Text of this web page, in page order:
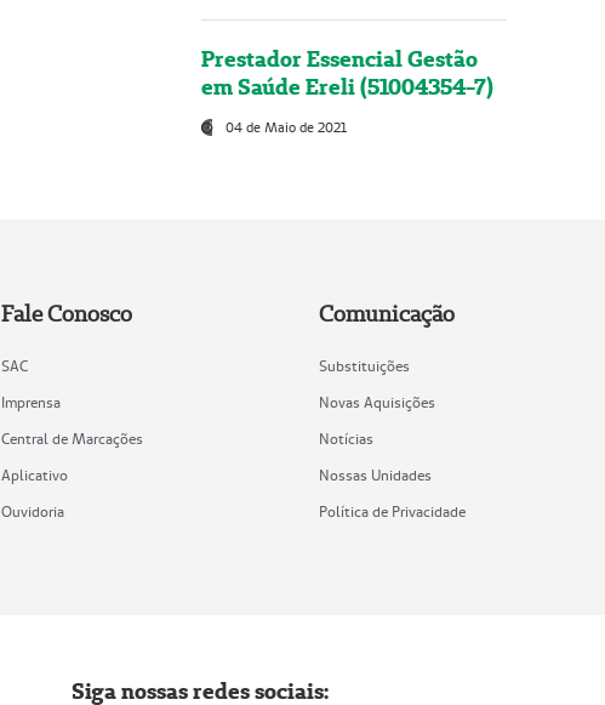
Prestador Essencial Gestão
em Saúde Ereli (51004354-7)
04 de Maio de 2021
Fale Conosco
SAC
Imprensa
Central de Marcações
Aplicativo
Ouvidoria
Comunicação
Substituições
Novas Aquisições
Notícias
Nossas Unidades
Política de Privacidade
Siga nossas redes sociais: